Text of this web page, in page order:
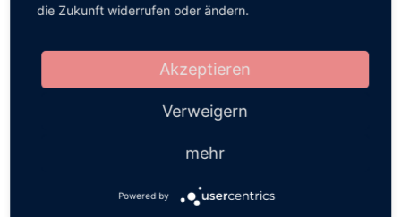
vorvertraglicher Maßnahmen gestattet.
4. ANALYSE TOOLS UND WERBUNG
Diese Website nutzt Funktionen des Webanalysedienstes Google
Google Analytics verwendet so genannte "Cookies". Das sind
die Zukunft widerrufen oder ändern.
Akzeptieren
Verweigern
mehr
Powered by